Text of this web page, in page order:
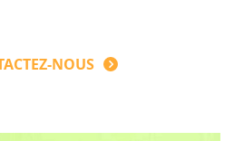
NOUS